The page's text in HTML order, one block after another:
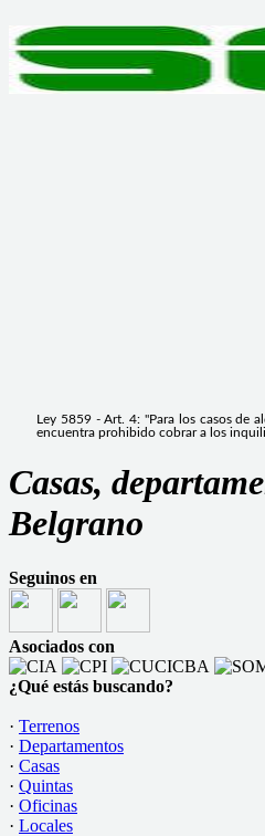
Ley 5859 - Art. 4: "Para los casos de
encuentra prohibido cobrar a los
Casas,
Belgrano
Seguinos en
Asociados con
¿Qué estás buscando?
· Terrenos
· Departamentos
· Casas
· Quintas
· Oficinas
· Locales